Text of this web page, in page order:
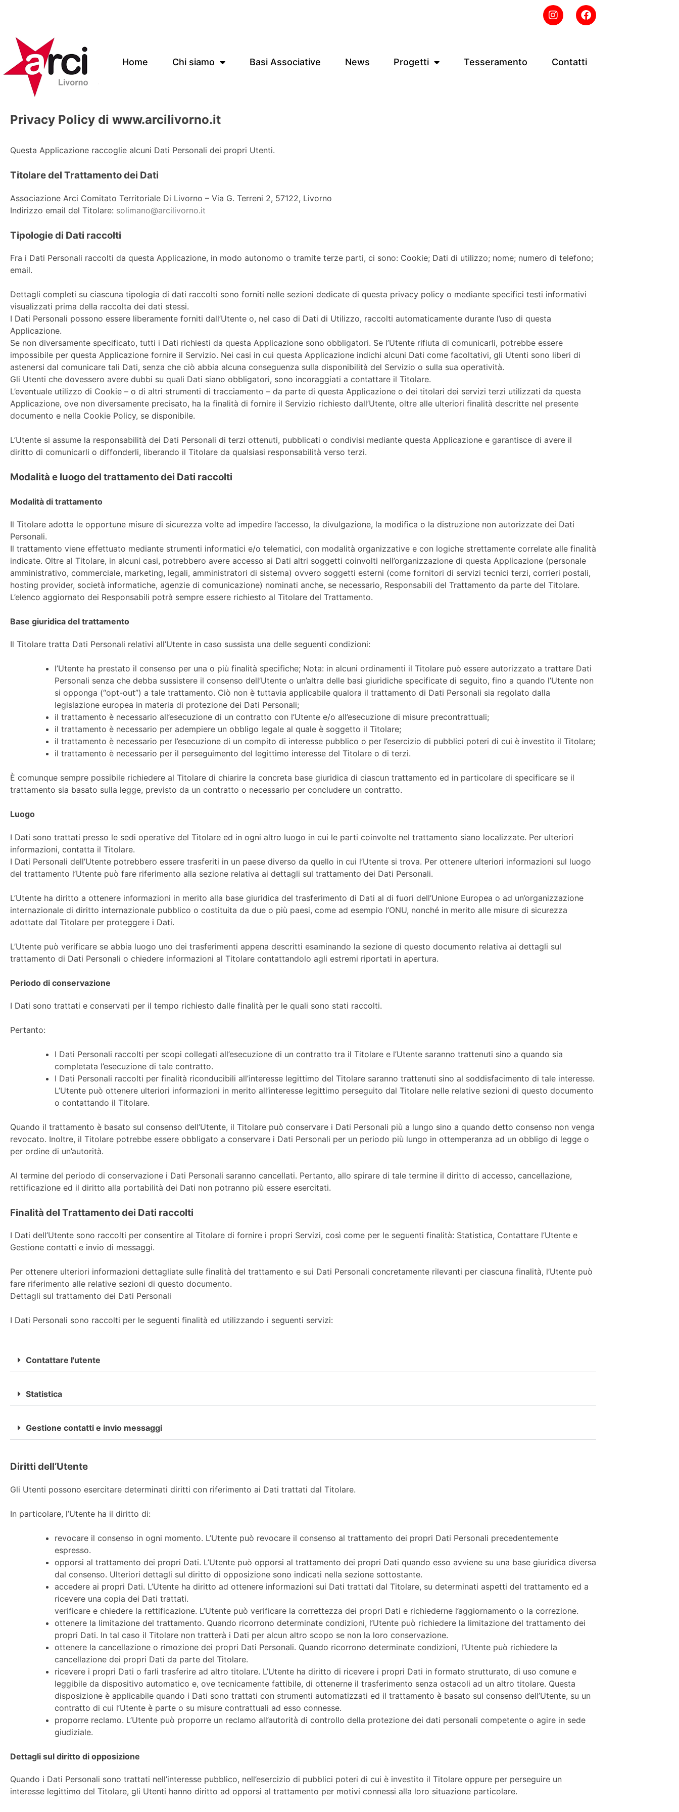
Home Chi siamo Basi Associative News Progetti Tesseramento Contatti
Privacy Policy di www.arcilivorno.it
Questa Applicazione raccoglie alcuni Dati Personali dei propri Utenti.
Titolare del Trattamento dei Dati
Associazione Arci Comitato Territoriale Di Livorno – Via G. Terreni 2, 57122, Livorno
Indirizzo email del Titolare: solimano@arcilivorno.it
Tipologie di Dati raccolti
Fra i Dati Personali raccolti da questa Applicazione, in modo autonomo o tramite terze parti, ci sono: Cookie; Dati di utilizzo; nome; numero di telefono;
email.
Dettagli completi su ciascuna tipologia di dati raccolti sono forniti nelle sezioni dedicate di questa privacy policy o mediante specifici testi informativi
visualizzati prima della raccolta dei dati stessi.
I Dati Personali possono essere liberamente forniti dall’Utente o, nel caso di Dati di Utilizzo, raccolti automaticamente durante l’uso di questa
Applicazione.
Se non diversamente specificato, tutti i Dati richiesti da questa Applicazione sono obbligatori. Se l’Utente rifiuta di comunicarli, potrebbe essere
impossibile per questa Applicazione fornire il Servizio. Nei casi in cui questa Applicazione indichi alcuni Dati come facoltativi, gli Utenti sono liberi di
astenersi dal comunicare tali Dati, senza che ciò abbia alcuna conseguenza sulla disponibilità del Servizio o sulla sua operatività.
Gli Utenti che dovessero avere dubbi su quali Dati siano obbligatori, sono incoraggiati a contattare il Titolare.
L’eventuale utilizzo di Cookie – o di altri strumenti di tracciamento – da parte di questa Applicazione o dei titolari dei servizi terzi utilizzati da questa
Applicazione, ove non diversamente precisato, ha la finalità di fornire il Servizio richiesto dall’Utente, oltre alle ulteriori finalità descritte nel presente
documento e nella Cookie Policy, se disponibile.
L’Utente si assume la responsabilità dei Dati Personali di terzi ottenuti, pubblicati o condivisi mediante questa Applicazione e garantisce di avere il
diritto di comunicarli o diffonderli, liberando il Titolare da qualsiasi responsabilità verso terzi.
Modalità e luogo del trattamento dei Dati raccolti
Modalità di trattamento
Il Titolare adotta le opportune misure di sicurezza volte ad impedire l’accesso, la divulgazione, la modifica o la distruzione non autorizzate dei Dati
Personali.
Il trattamento viene effettuato mediante strumenti informatici e/o telematici, con modalità organizzative e con logiche strettamente correlate alle finalità
indicate. Oltre al Titolare, in alcuni casi, potrebbero avere accesso ai Dati altri soggetti coinvolti nell’organizzazione di questa Applicazione (personale
amministrativo, commerciale, marketing, legali, amministratori di sistema) ovvero soggetti esterni (come fornitori di servizi tecnici terzi, corrieri postali,
hosting provider, società informatiche, agenzie di comunicazione) nominati anche, se necessario, Responsabili del Trattamento da parte del Titolare.
L’elenco aggiornato dei Responsabili potrà sempre essere richiesto al Titolare del Trattamento.
Base giuridica del trattamento
Il Titolare tratta Dati Personali relativi all’Utente in caso sussista una delle seguenti condizioni:
l’Utente ha prestato il consenso per una o più finalità specifiche; Nota: in alcuni ordinamenti il Titolare può essere autorizzato a trattare Dati
Personali senza che debba sussistere il consenso dell’Utente o un’altra delle basi giuridiche specificate di seguito, fino a quando l’Utente non
si opponga (“opt-out”) a tale trattamento. Ciò non è tuttavia applicabile qualora il trattamento di Dati Personali sia regolato dalla
legislazione europea in materia di protezione dei Dati Personali;
il trattamento è necessario all’esecuzione di un contratto con l’Utente e/o all’esecuzione di misure precontrattuali;
il trattamento è necessario per adempiere un obbligo legale al quale è soggetto il Titolare;
il trattamento è necessario per l’esecuzione di un compito di interesse pubblico o per l’esercizio di pubblici poteri di cui è investito il Titolare;
il trattamento è necessario per il perseguimento del legittimo interesse del Titolare o di terzi.
È comunque sempre possibile richiedere al Titolare di chiarire la concreta base giuridica di ciascun trattamento ed in particolare di specificare se il
trattamento sia basato sulla legge, previsto da un contratto o necessario per concludere un contratto.
Luogo
I Dati sono trattati presso le sedi operative del Titolare ed in ogni altro luogo in cui le parti coinvolte nel trattamento siano localizzate. Per ulteriori
informazioni, contatta il Titolare.
I Dati Personali dell’Utente potrebbero essere trasferiti in un paese diverso da quello in cui l’Utente si trova. Per ottenere ulteriori informazioni sul luogo
del trattamento l’Utente può fare riferimento alla sezione relativa ai dettagli sul trattamento dei Dati Personali.
L’Utente ha diritto a ottenere informazioni in merito alla base giuridica del trasferimento di Dati al di fuori dell’Unione Europea o ad un’organizzazione
internazionale di diritto internazionale pubblico o costituita da due o più paesi, come ad esempio l’ONU, nonché in merito alle misure di sicurezza
adottate dal Titolare per proteggere i Dati.
L’Utente può verificare se abbia luogo uno dei trasferimenti appena descritti esaminando la sezione di questo documento relativa ai dettagli sul
trattamento di Dati Personali o chiedere informazioni al Titolare contattandolo agli estremi riportati in apertura.
Periodo di conservazione
I Dati sono trattati e conservati per il tempo richiesto dalle finalità per le quali sono stati raccolti.
Pertanto:
I Dati Personali raccolti per scopi collegati all’esecuzione di un contratto tra il Titolare e l’Utente saranno trattenuti sino a quando sia
completata l’esecuzione di tale contratto.
I Dati Personali raccolti per finalità riconducibili all’interesse legittimo del Titolare saranno trattenuti sino al soddisfacimento di tale interesse.
L’Utente può ottenere ulteriori informazioni in merito all’interesse legittimo perseguito dal Titolare nelle relative sezioni di questo documento
o contattando il Titolare.
Quando il trattamento è basato sul consenso dell’Utente, il Titolare può conservare i Dati Personali più a lungo sino a quando detto consenso non venga
revocato. Inoltre, il Titolare potrebbe essere obbligato a conservare i Dati Personali per un periodo più lungo in ottemperanza ad un obbligo di legge o
per ordine di un’autorità.
Al termine del periodo di conservazione i Dati Personali saranno cancellati. Pertanto, allo spirare di tale termine il diritto di accesso, cancellazione,
rettificazione ed il diritto alla portabilità dei Dati non potranno più essere esercitati.
Finalità del Trattamento dei Dati raccolti
I Dati dell’Utente sono raccolti per consentire al Titolare di fornire i propri Servizi, così come per le seguenti finalità: Statistica, Contattare l’Utente e
Gestione contatti e invio di messaggi.
Per ottenere ulteriori informazioni dettagliate sulle finalità del trattamento e sui Dati Personali concretamente rilevanti per ciascuna finalità, l’Utente può
fare riferimento alle relative sezioni di questo documento.
Dettagli sul trattamento dei Dati Personali
I Dati Personali sono raccolti per le seguenti finalità ed utilizzando i seguenti servizi:
Contattare l'utente
Statistica
Gestione contatti e invio messaggi
Diritti dell’Utente
Gli Utenti possono esercitare determinati diritti con riferimento ai Dati trattati dal Titolare.
In particolare, l’Utente ha il diritto di:
revocare il consenso in ogni momento. L’Utente può revocare il consenso al trattamento dei propri Dati Personali precedentemente
espresso.
opporsi al trattamento dei propri Dati. L’Utente può opporsi al trattamento dei propri Dati quando esso avviene su una base giuridica diversa
dal consenso. Ulteriori dettagli sul diritto di opposizione sono indicati nella sezione sottostante.
accedere ai propri Dati. L’Utente ha diritto ad ottenere informazioni sui Dati trattati dal Titolare, su determinati aspetti del trattamento ed a
ricevere una copia dei Dati trattati.
verificare e chiedere la rettificazione. L’Utente può verificare la correttezza dei propri Dati e richiederne l’aggiornamento o la correzione.
ottenere la limitazione del trattamento. Quando ricorrono determinate condizioni, l’Utente può richiedere la limitazione del trattamento dei
propri Dati. In tal caso il Titolare non tratterà i Dati per alcun altro scopo se non la loro conservazione.
ottenere la cancellazione o rimozione dei propri Dati Personali. Quando ricorrono determinate condizioni, l’Utente può richiedere la
cancellazione dei propri Dati da parte del Titolare.
ricevere i propri Dati o farli trasferire ad altro titolare. L’Utente ha diritto di ricevere i propri Dati in formato strutturato, di uso comune e
leggibile da dispositivo automatico e, ove tecnicamente fattibile, di ottenerne il trasferimento senza ostacoli ad un altro titolare. Questa
disposizione è applicabile quando i Dati sono trattati con strumenti automatizzati ed il trattamento è basato sul consenso dell’Utente, su un
contratto di cui l’Utente è parte o su misure contrattuali ad esso connesse.
proporre reclamo. L’Utente può proporre un reclamo all’autorità di controllo della protezione dei dati personali competente o agire in sede
giudiziale.
Dettagli sul diritto di opposizione
Quando i Dati Personali sono trattati nell’interesse pubblico, nell’esercizio di pubblici poteri di cui è investito il Titolare oppure per perseguire un
interesse legittimo del Titolare, gli Utenti hanno diritto ad opporsi al trattamento per motivi connessi alla loro situazione particolare.